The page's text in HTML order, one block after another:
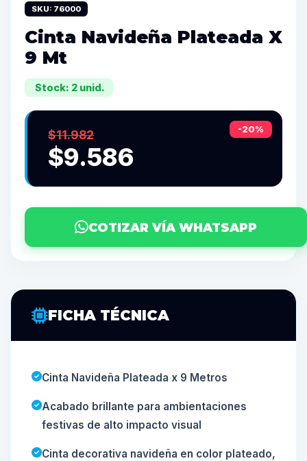
SKU: 76000
Cinta Navideña Plateada X
9 Mt
Stock: 2 unid.
-20%
$11.982
$9.586
COTIZAR VÍA WHATSAPP
FICHA TÉCNICA
Cinta Navideña Plateada x 9 Metros
Acabado brillante para ambientaciones
festivas de alto impacto visual
Cinta decorativa navideña en color plateado,